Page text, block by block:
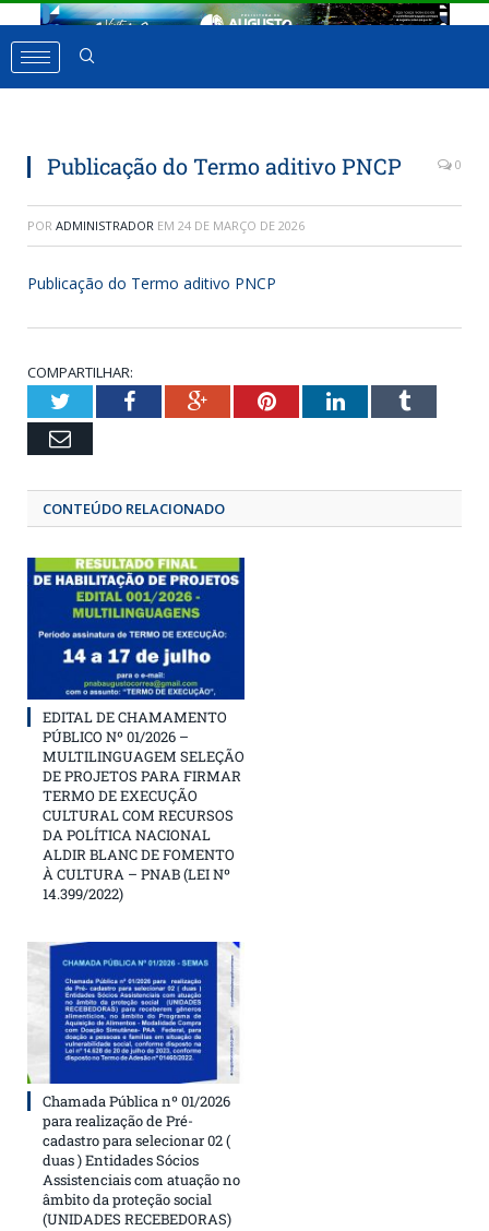
Publicação do Termo aditivo PNCP 0
POR ADMINISTRADOR EM 24 DE MARÇO DE 2026
Publicação do Termo aditivo PNCP
COMPARTILHAR:
TwitterFacebookGoogle+Pinterest
LinkedIn
Email
CONTEÚDO RELACIONADO
EDITAL DE CHAMAMENTO
PÚBLICO Nº 01/2026 –
MULTILINGUAGEM SELEÇÃO
DE PROJETOS PARA FIRMAR
TERMO DE EXECUÇÃO
CULTURAL COM RECURSOS
DA POLÍTICA NACIONAL
ALDIR BLANC DE FOMENTO
À CULTURA – PNAB (LEI Nº
14.399/2022)
Chamada Pública nº 01/2026
para realização de Pré-
cadastro para selecionar 02 (
duas ) Entidades Sócios
Assistenciais com atuação no
âmbito da proteção social
(UNIDADES RECEBEDORAS)